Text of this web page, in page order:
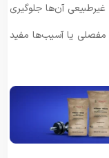
آن‌ها جلوگیری
مفصلی یا آسیب‌ها مفید